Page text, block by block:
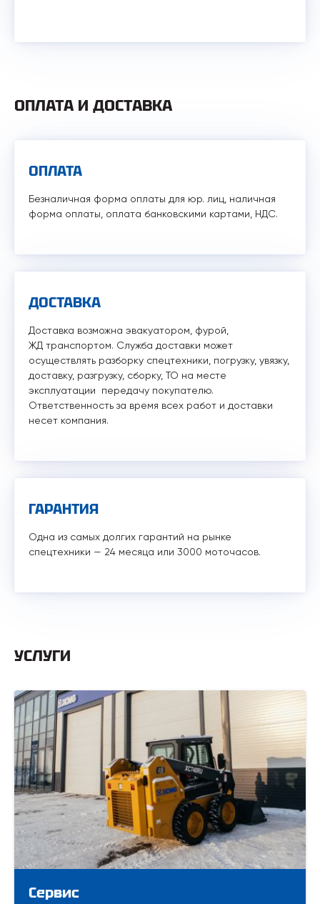
ОПЛАТА И ДОСТАВКА
ОПЛАТА
Безналичная форма оплаты для юр. лиц, наличная
форма оплаты, оплата банковскими картами, НДС.
ДОСТАВКА
Доставка возможна эвакуатором, фурой,
ЖД транспортом. Служба доставки может
осуществлять разборку спецтехники, погрузку, увязку,
доставку, разгрузку, сборку, ТО на месте
эксплуатации передачу покупателю.
Ответственность за время всех работ и доставки
несет компания.
ГАРАНТИЯ
Одна из самых долгих гарантий на рынке
спецтехники — 24 месяца или 3000 моточасов.
УСЛУГИ
Сервис